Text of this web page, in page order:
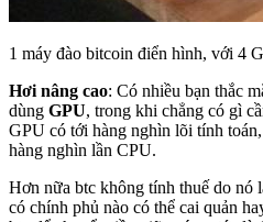
1 máy đào bitcoin điển hình, với 4
Hơi nâng cao: Có nhiều bạn thắc
dùng GPU, trong khi chẳng có gì
GPU có tới hàng nghìn lõi tính
hàng nghìn lần CPU.
Hơn nữa btc không tính thuế do nó
có chính phủ nào có thể cai quản